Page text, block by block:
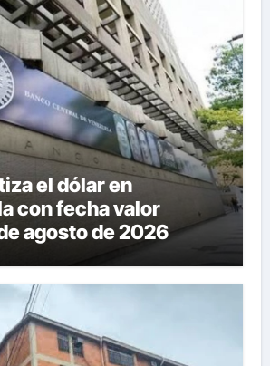
el dólar en
con fecha valor
agosto de 2026